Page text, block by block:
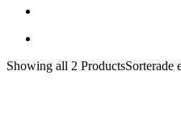
Showing all 2 ProductsSorterade